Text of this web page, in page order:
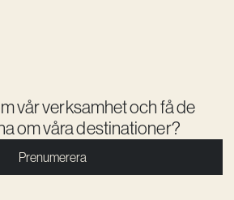
vår verksamhet och få de
om våra destinationer?
Prenumerera